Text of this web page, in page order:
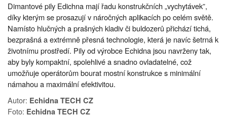
Dimantové pily Edichna mají řadu konstrukčních „vychytávek”,
díky kterým se prosazují v náročných aplikacích po celém světě.
Namísto hlučných a prašných kladiv či buldozerů přichází tichá,
bezprašná a extrémně přesná technologie, která je navíc šetrná k
životnímu prostředí. Pily od výrobce Echidna jsou navrženy tak,
aby byly kompaktní, spolehlivé a snadno ovladatelné, což
umožňuje operátorům bourat mostní konstrukce s minimální
námahou a maximální efektivitou.
Autor: Echidna TECH CZ
Foto: Echidna TECH CZ